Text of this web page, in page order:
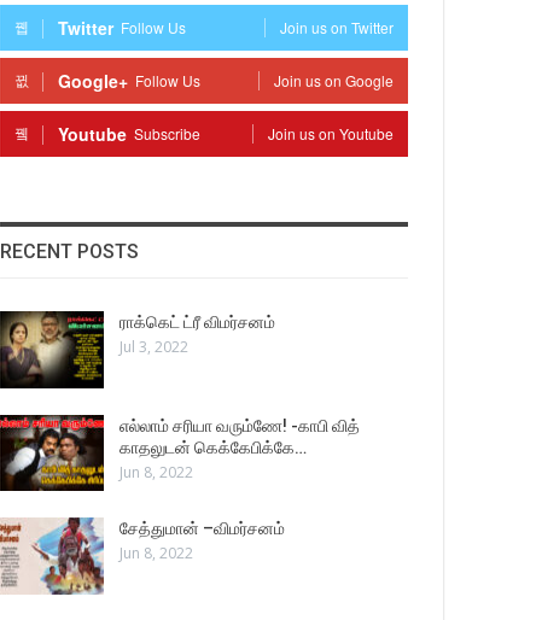
Twitter Follow Us Join us on Twitter
Google+ Follow Us Join us on Google
Youtube Subscribe Join us on Youtube
RECENT POSTS
ராக்கெட் ட்ரீ விமர்சனம்
Jul 3, 2022
எல்லாம் சரியா வரும்ணே! -காபி வித்
காதலுடன் கெக்கேபிக்கே…
Jun 8, 2022
சேத்துமான் –விமர்சனம்
Jun 8, 2022